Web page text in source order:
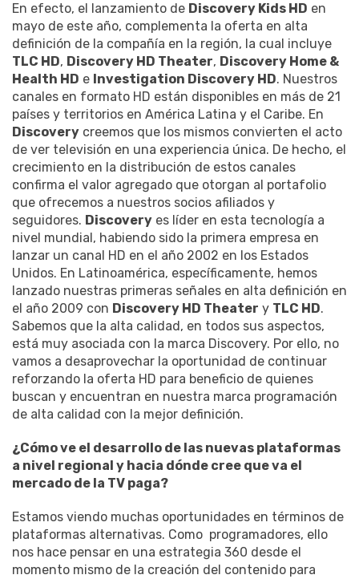
En efecto, el lanzamiento de Discovery Kids HD en
mayo de este año, complementa la oferta en alta
definición de la compañía en la región, la cual incluye
TLC HD, Discovery HD Theater, Discovery Home &
Health HD e Investigation Discovery HD. Nuestros
canales en formato HD están disponibles en más de 21
países y territorios en América Latina y el Caribe. En
Discovery creemos que los mismos convierten el acto
de ver televisión en una experiencia única. De hecho, el
crecimiento en la distribución de estos canales
confirma el valor agregado que otorgan al portafolio
que ofrecemos a nuestros socios afiliados y
seguidores. Discovery es líder en esta tecnología a
nivel mundial, habiendo sido la primera empresa en
lanzar un canal HD en el año 2002 en los Estados
Unidos. En Latinoamérica, específicamente, hemos
lanzado nuestras primeras señales en alta definición en
el año 2009 con Discovery HD Theater y TLC HD.
Sabemos que la alta calidad, en todos sus aspectos,
está muy asociada con la marca Discovery. Por ello, no
vamos a desaprovechar la oportunidad de continuar
reforzando la oferta HD para beneficio de quienes
buscan y encuentran en nuestra marca programación
de alta calidad con la mejor definición.
¿Cómo ve el desarrollo de las nuevas plataformas
a nivel regional y hacia dónde cree que va el
mercado de la TV paga?
Estamos viendo muchas oportunidades en términos de
plataformas alternativas. Como programadores, ello
nos hace pensar en una estrategia 360 desde el
momento mismo de la creación del contenido para